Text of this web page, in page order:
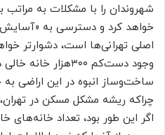
شهروندان را با مشکلات به مراتب
خواهد کرد و دسترسی به
اصلی تهرانی‌‌ها است، دشوارتر
وجود دست‌‌کم
ساخت‌و‌ساز انبوه در این اراضی
چراکه ریشه مشکل مسکن در
اگر این طور بود، تعداد خانه‌های